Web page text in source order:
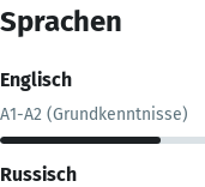
Sprachen
Englisch
A1-A2 (Grundkenntnisse)
Russisch